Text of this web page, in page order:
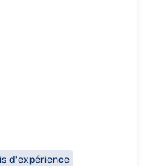
d'expérience